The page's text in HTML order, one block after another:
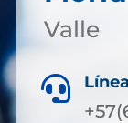
Valle
